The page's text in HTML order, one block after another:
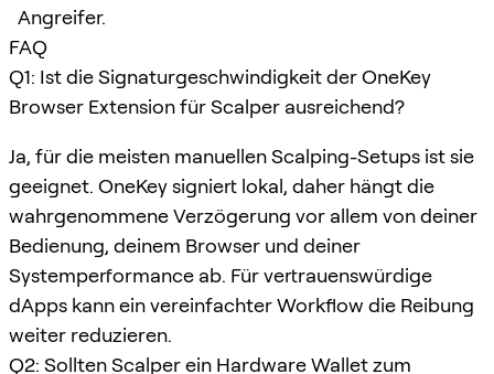
Angreifer.
FAQ
Q1: Ist die Signaturgeschwindigkeit der OneKey
Browser Extension für Scalper ausreichend?
Ja, für die meisten manuellen Scalping-Setups ist sie
geeignet. OneKey signiert lokal, daher hängt die
wahrgenommene Verzögerung vor allem von deiner
Bedienung, deinem Browser und deiner
Systemperformance ab. Für vertrauenswürdige
dApps kann ein vereinfachter Workflow die Reibung
weiter reduzieren.
Q2: Sollten Scalper ein Hardware Wallet zum